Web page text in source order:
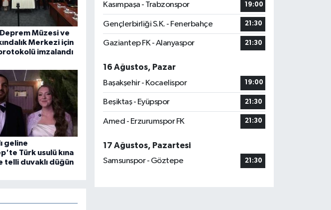
Müzesi ve
Merkezi için
imzalandı
geline
Türk usulü kına
telli duvaklı düğün
Kasımpaşa - Trabzonspor 19:00
Gençlerbirliği S.K. - Fenerbahçe 21:30
Gaziantep FK - Alanyaspor 21:30
16 Ağustos, Pazar
Başakşehir - Kocaelispor
19:00
Beşiktaş - Eyüpspor 21:30
Amed - Erzurumspor FK 21:30
17 Ağustos, Pazartesi
Samsunspor - Göztepe
21:30